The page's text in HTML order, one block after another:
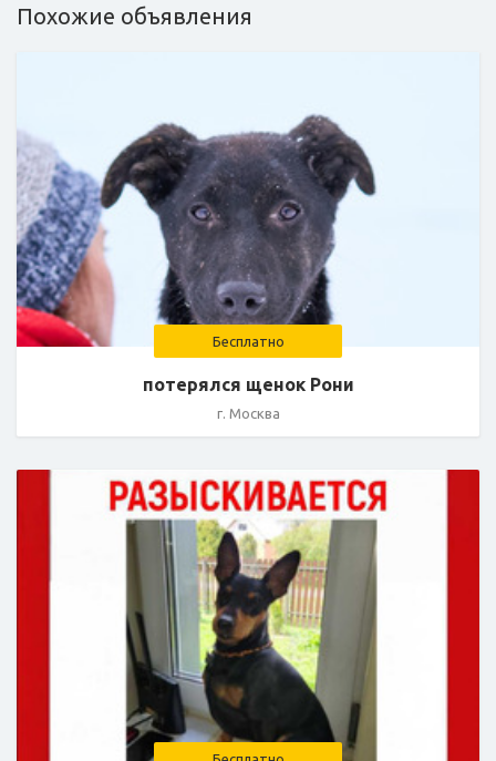
Похожие объявления
Бесплатно
потерялся щенок Рони
г. Москва